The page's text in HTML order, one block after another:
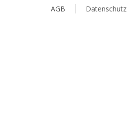
AGB Datenschutz